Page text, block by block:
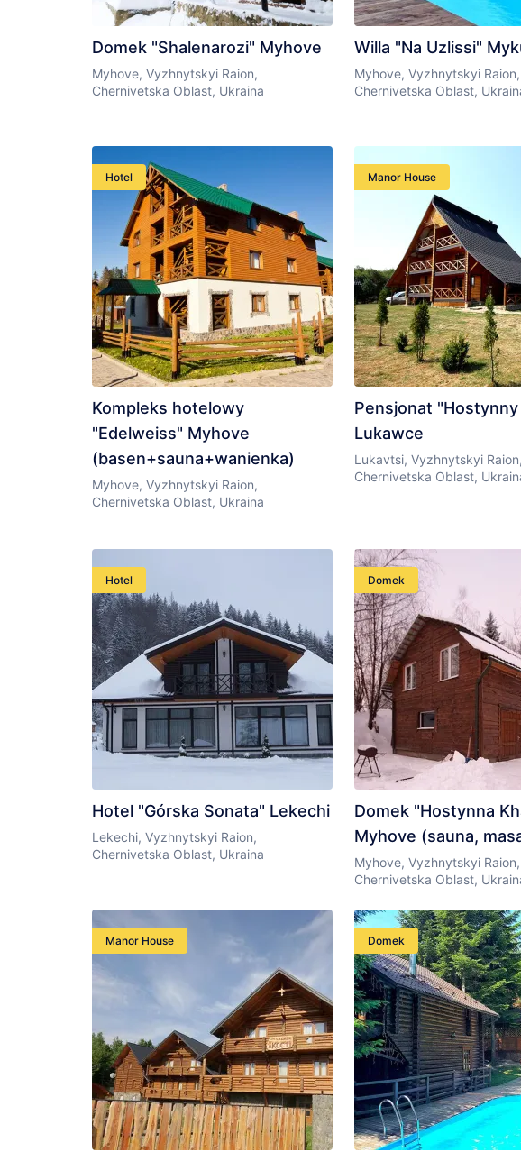
Domek "Shalenarozi" Myhove
Myhove, Vyzhnytskyi Raion,
Chernivetska Oblast, Ukraina
Willa "Na Uzlissi"
Myhove, Vyzhnytskyi Raion,
Chernivetska Oblast,
Hotel
Kompleks hotelowy
"Edelweiss" Myhove
(basen+sauna+wanienka)
Myhove, Vyzhnytskyi Raion,
Chernivetska Oblast, Ukraina
Manor House
Pensjonat "Hostynny
Lukawce
Lukavtsi, Vyzhnytskyi Raion,
Chernivetska Oblast,
Hotel
Hotel "Górska Sonata" Lekechi
Lekechi, Vyzhnytskyi Raion,
Chernivetska Oblast, Ukraina
Domek
Domek "Hostynna
Myhove (sauna,
Myhove, Vyzhnytskyi Raion,
Chernivetska Oblast,
Manor House Domek